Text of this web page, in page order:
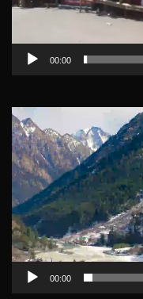
00:00
Video
Player
00:00